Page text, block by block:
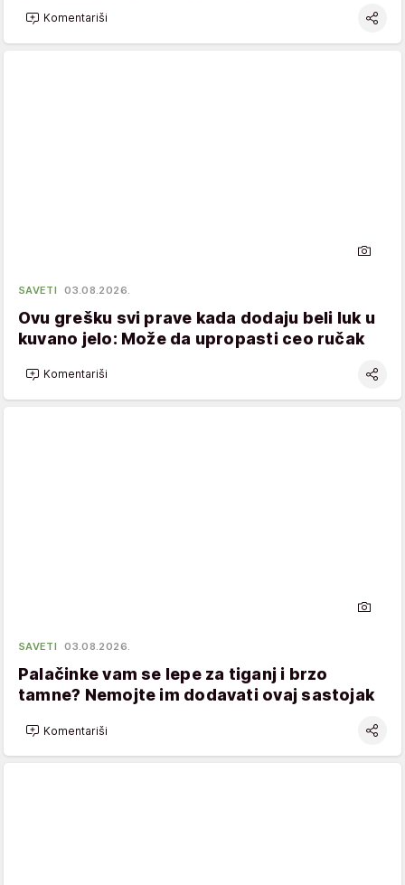
Komentariši
SAVETI 03.08.2026.
Ovu grešku svi prave kada dodaju beli luk u
kuvano jelo: Može da upropasti ceo ručak
Komentariši
SAVETI 03.08.2026.
Palačinke vam se lepe za tiganj i brzo
tamne? Nemojte im dodavati ovaj sastojak
Komentariši